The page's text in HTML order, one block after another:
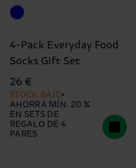
4-Pack Everyday Food
Socks Gift Set
26 €
STOCK BAJO
AHORRA MÍN. 20 %
EN SETS DE
REGALO DE 4
PARES